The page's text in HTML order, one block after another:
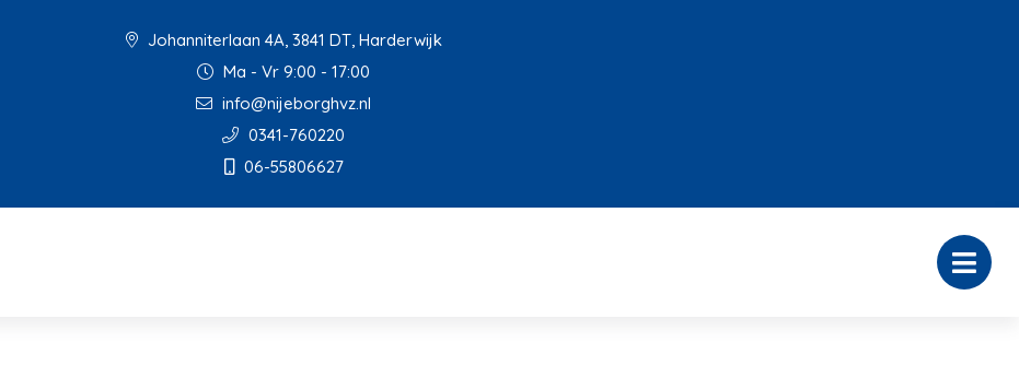
Johanniterlaan 4A, 3841 DT, Harderwijk
Ma - Vr 9:00 - 17:00
info@nijeborghvz.nl
0341-760220
06-55806627